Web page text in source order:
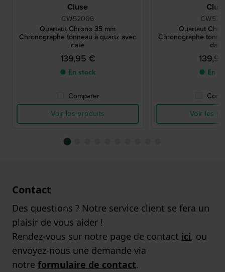
Cluse
CW52006
Quartaut Chrono 35 mm
Chronographe tonneau à quartz avec
date
139,95 €
● En stock
Comparer
Voir les produits
Quartaut
Chronographe
date
● En
Voir les
Contact
Des questions ? Notre service client se fera un
plaisir de vous aider !
Rendez-vous sur notre page de contact ici, ou
envoyez-nous une demande via
notre formulaire de contact.